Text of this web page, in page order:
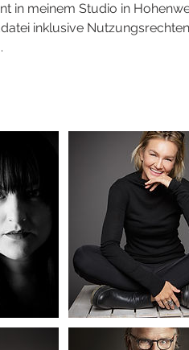
in meinem Studio in
inklusive